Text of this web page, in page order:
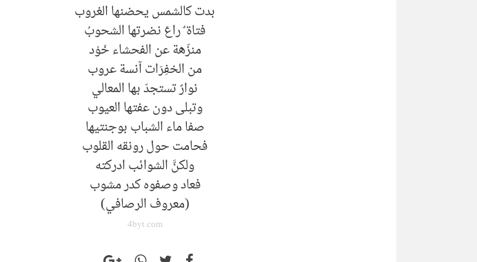
بدت كالشمس يحضنها الغروب
فتاة ٌ راعَ نضرتها الشحوبُ
منزّهة عن الفحشاء خَوْد
من الخفِرَات آنسة عروب
نوارٌ تستجدّ بها المعالي
وتبلى دون عفتها العيوب
صفا ماء الشباب بوجنتيها
فحامت حول رونقه القلوب
ولكنَّ الشوائب ادركته
فعاد وصفوه كدر مشوب
(معروف الرصافي)
4byt.com